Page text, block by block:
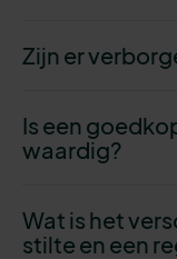
Zijn er
Is een
waardig?
Wat is het
stilte en een